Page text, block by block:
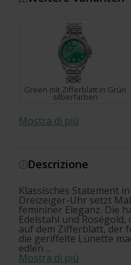
Green mit Zifferblatt in Grün
silberfarben
Silver mit schwarzem
Zifferblatt und weissen
Steinen Silber
Mostra di più
Descrizione
Klassisches Statement
Dreizeiger-Uhr setzt
femininer Eleganz. Die
Edelstahl und
auf dem Zifferblatt, der
die geriffelte Lünette
edlen ...
Mostra di più